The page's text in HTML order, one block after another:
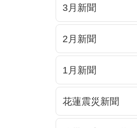
3月新聞
2月新聞
1月新聞
花蓮震災新聞